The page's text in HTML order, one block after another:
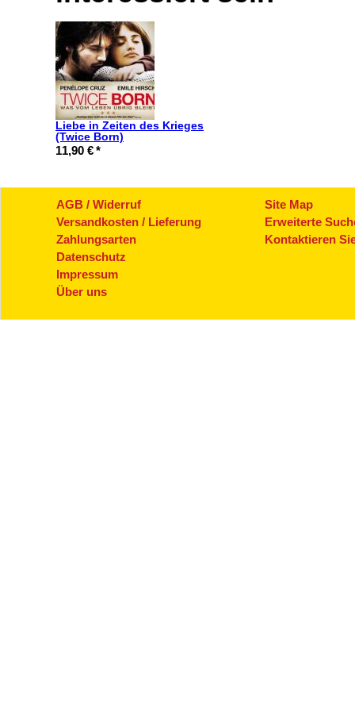
Liebe in Zeiten des Krieges
(Twice Born)
11,90 €*
AGB / Widerruf
Versandkosten / Lieferung
Zahlungsarten
Datenschutz
Impressum
Über uns
Site Map
Erweiterte
Kontaktieren